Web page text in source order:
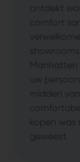
ontdekt
comfort
Manhatten
uw
midden
kopen was
geweest.